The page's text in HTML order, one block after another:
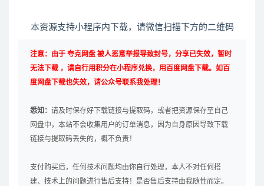
本资源支持小程序内下载，请微信扫描下方的二维码
注意：由于 夸克网盘 被人恶意举报导致封号，分享已失效，暂时
无法下载 ，请自行用积分在小程序兑换，用百度网盘下载。如百
度网盘下载也失效，请公众号联系我处理！
悉知： 请及时保存好下载链接与提取码，或者把资源保存至自己
网盘中，本站不会收集用户的订单消息，因为自身原因导致下载
链接与提取码丢失的，概不负责！
支付购买后，任何技术问题均由你自行处理，本人不对任何搭
建、技术上的问题进行售后支持！是否售后支持由我随性而定。